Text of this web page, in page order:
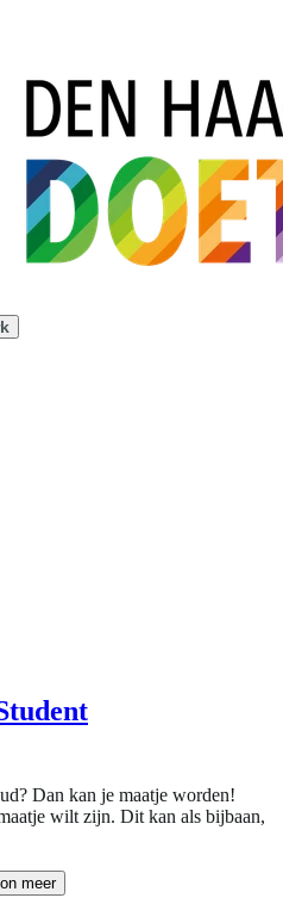
Dan kan je maatje worden!
wilt zijn. Dit kan als bijbaan,
meer